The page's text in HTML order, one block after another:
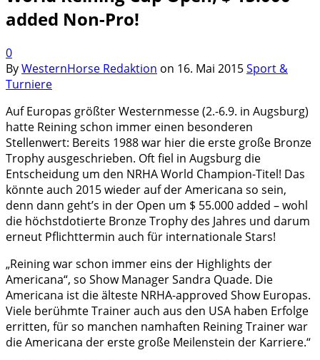
added Non-Pro!
0
ByWesternHorse Redaktion on 16. Mai 2015Sport &
Turniere
Auf Europas größter Westernmesse (2.-6.9. in Augsburg)
hatte Rei­ning schon immer einen besonderen
Stellenwert: Bereits 1988 war hier die erste große Bronze
Trophy ausgeschrieben. Oft fiel in Augs­burg die
Entscheidung um den NRHA World Cham­pion-Titel! Das
könnte auch 2015 wieder auf der Ame­ricana so sein,
denn dann geht’s in der Open um $ 55.000 added – wohl
die höchstdotierte Bronze Trophy des Jahres und darum
erneut Pflichttermin auch für internationale Stars!
„Reining war schon immer eins der Highlights der
Americana“, so Show Manager Sandra Quade. Die
Americana ist die älteste NRHA-approved Show Europas.
Viele berühmte Trainer auch aus den USA haben Erfolge
erritten, für so manchen namhaften Reining Trainer war
die Americana der erste große Meilenstein der Karriere.“